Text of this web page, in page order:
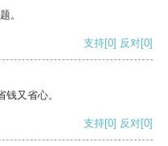
。
支持[0] 反对[0]
又省心。
支持[0] 反对[0]